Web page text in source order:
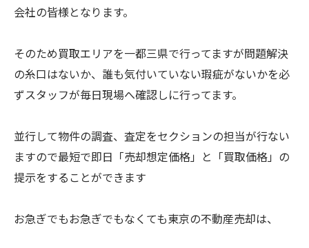
会社の皆様となります。
そのため買取エリアを一都三県で行ってますが問題解決
の糸口はないか、誰も気付いていない瑕疵がないかを必
ずスタッフが毎日現場へ確認しに行ってます。
並行して物件の調査、査定をセクションの担当が行ない
ますので最短で即日「売却想定価格」と「買取価格」の
提示をすることができます
お急ぎでもお急ぎでもなくても東京の不動産売却は、